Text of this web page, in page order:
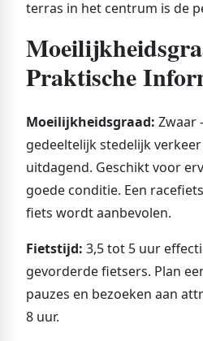
terras in het centrum is de
Praktische
Moeilijkheidsgraad: Zwaar
gedeeltelijk stedelijk
uitdagend. Geschikt voor
goede conditie. Een
fiets wordt aanbevolen.
Fietstijd: 3,5 tot 5 uur
gevorderde fietsers. Plan
pauzes en bezoeken aan
8 uur.